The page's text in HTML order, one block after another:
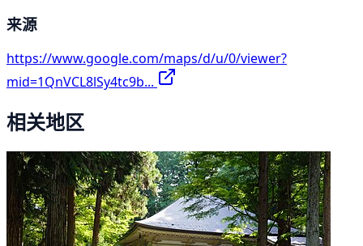
来源
https://www.google.com/maps/d/u/0/viewer?
mid=1QnVCL8lSy4tc9b...
相关地区